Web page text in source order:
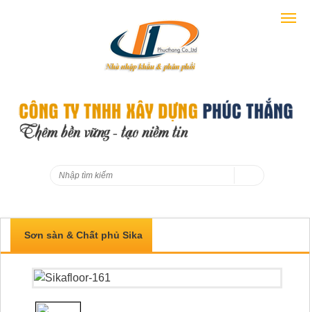
Sơn sàn & Chất phủ Sika